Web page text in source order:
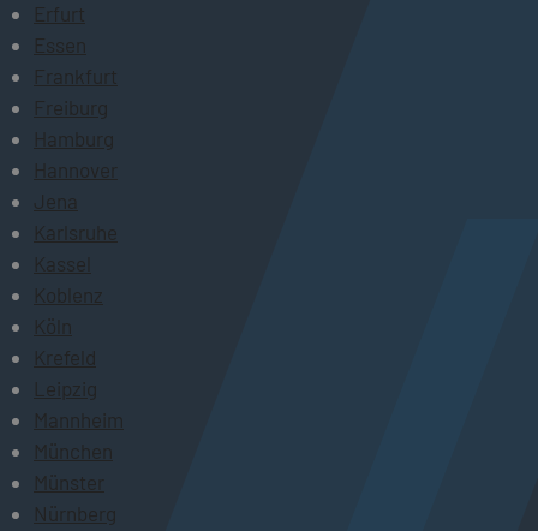
Erfurt
Essen
Frankfurt
Freiburg
Hamburg
Hannover
Jena
Karlsruhe
Kassel
Koblenz
Köln
Krefeld
Leipzig
Mannheim
München
Münster
Nürnberg